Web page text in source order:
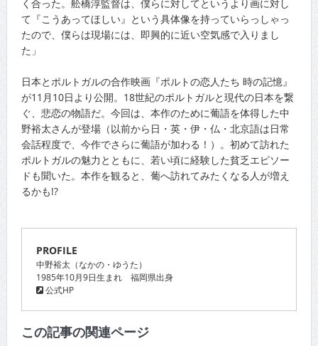
く合った。舩橋淳監督は、僕らに対してというより画に対し
て『こうあってほしい』という具体像を持っていらっしゃっ
たので、僕らは現場には、即興的に近い空気感で入りまし
た」
日本とポルトガルの合作映画『ポルトの恋人たち 時の記憶』
が11月10日より公開。18世紀のポルトガルと現代の日本を繋
ぐ、悲恋の物語だ。今回は、本作のために葡語を体得した中
野裕太さんが登場（以前から日・英・伊・仏・北京語は日常
会話程度で、今作でさらに葡語が加わる！）。初めて訪れた
ポルトガルの魅力とともに、若い頃に経験した貧乏エピソー
ドも聞いた。本作を観ると、葡へ訪れてみたくなる人が増え
るかも!?
PROFILE
中野裕太（なかの・ゆうた）
1985年10月9日生まれ 福岡県出身
公式HP
この記事の関連ページ